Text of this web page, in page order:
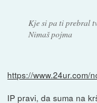
Kje si pa ti prebral
Nimaš pojma
https://www.24ur.com/
IP pravi, da suma na